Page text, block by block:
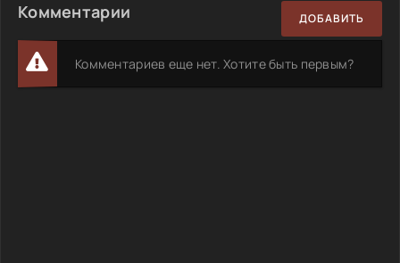
Комментарии ДОБАВИТЬ
Комментариев еще нет. Хотите быть первым?